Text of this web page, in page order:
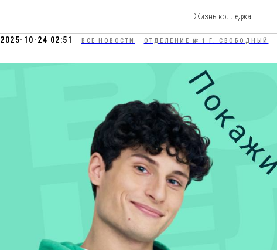
Жизнь колледжа
Конкурс для студентов СПО
2025-10-24 02:51 ВСЕ НОВОСТИ ОТДЕЛЕНИЕ № 1 Г. СВОБОДНЫЙ